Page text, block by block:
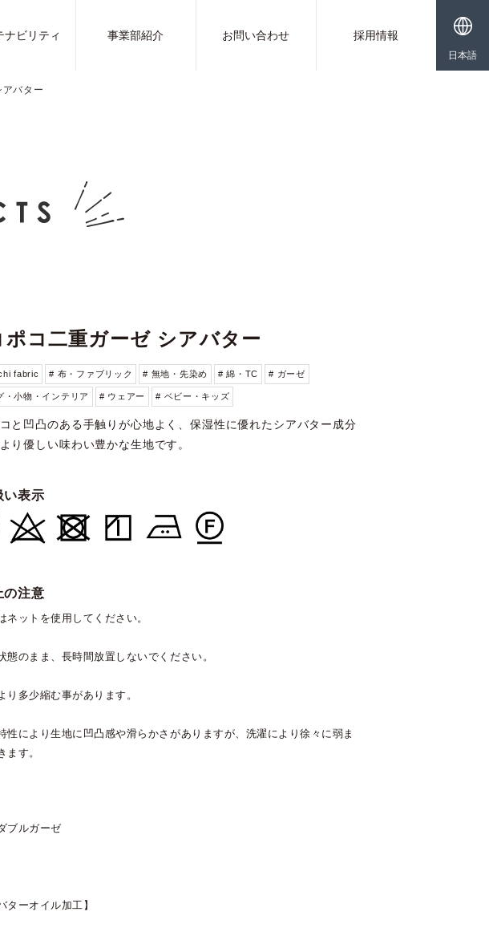
ナビリティ 事業部紹介 お問い合わせ 採用情報
日本語
バター
ポコ二重ガーゼ シアバター
fabric # 布・ファブリック # 無地・先染め # 綿・TC # ガーゼ
・小物・インテリア # ウェアー # ベビー・キッズ
と凹凸のある手触りが心地よく、保湿性に優れたシアバター成分
り優しい味わい豊かな生地です。
い表示
の注意
ネットを使用してください。
態のまま、長時間放置しないでください。
り多少縮む事があります。
性により生地に凹凸感や滑らかさがありますが、洗濯により徐々に弱ま
ます。
ブルガーゼ
ターオイル加工】